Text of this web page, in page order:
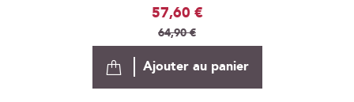
Prix
Spécial
57,60 €
64,90 €
Ajouter au panier